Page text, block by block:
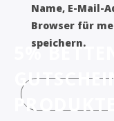
5%
Name, E-Mail-
Browser für
speichern.